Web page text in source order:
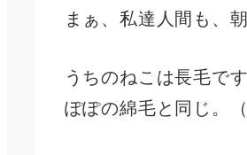
まぁ、私達人間も、
うちのねこは長毛で
ぽぽの綿毛と同じ。